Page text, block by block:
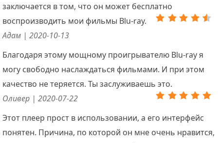
заключается в том, что он может бесплатно
воспроизводить мои фильмы Blu-ray.
Адам | 2020-10-13
Благодаря этому мощному проигрывателю Blu-ray я
могу свободно наслаждаться фильмами. И при этом
качество не теряется. Ты заслуживаешь это.
Оливер | 2020-07-22
Этот плеер прост в использовании, а его интерфейс
понятен. Причина, по которой он мне очень нравится,